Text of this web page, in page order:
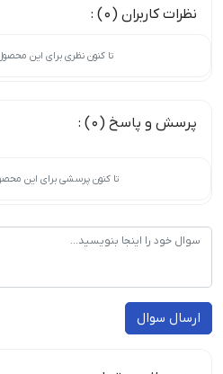
نظرات کاربران (0) :
تا کنون نظری برای این
پرسش و پاسخ (0) :
تا کنون پرسشی برای این
ارسال سوال